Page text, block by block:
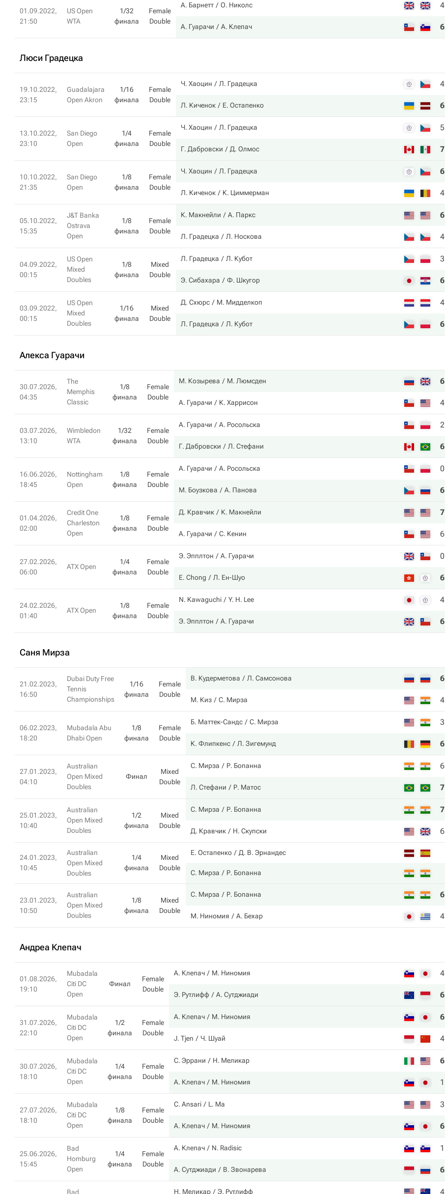
01.09.2022,
21:50
US Open
WTA
1/32
финала
Female
Double
А. Барнетт О. Николс 4
А. Гуарачи А. Клепач 6
Люси Градецка
19.10.2022,
23:15
Guadalajara
Open Akron
1/16
финала
Female
Double
Ч. Хаоцин Л. Градецка 4
Л. Киченок Е. Остапенко 6
13.10.2022,
23:10
San Diego
Open
1/4
финала
Female
Double
Ч. Хаоцин Л. Градецка 5
Г. Дабровски Д. Олмос 7
10.10.2022,
21:35
San Diego
Open
1/8
финала
Female
Double
Ч. Хаоцин Л. Градецка 6
Л. Киченок К. Циммерман 4
05.10.2022,
15:35
J&T Banka
Ostrava
Open
1/8
финала
Female
Double
К. Макнейли А. Паркс 6
Л. Градецка Л. Носкова 4
04.09.2022,
00:15
US Open
Mixed
Doubles
1/8
финала
Mixed
Double
Л. Градецка Л. Кубот 3
Э. Сибахара Ф. Шкугор 6
03.09.2022,
00:15
US Open
Mixed
Doubles
1/16
финала
Mixed
Double
Д. Схюрс М. Мидделкоп 4
Л. Градецка Л. Кубот 6
Алекса Гуарачи
30.07.2026,
04:35
The
Memphis
Classic
1/8
финала
Female
Double
М. Козырева М. Люмсден 6
А. Гуарачи К. Харрисон 4
03.07.2026,
13:10
Wimbledon
WTA
1/32
финала
Female
Double
А. Гуарачи А. Росольска 2
Г. Дабровски Л. Стефани 6
16.06.2026,
18:45
Nottingham
Open
1/8
финала
Female
Double
А. Гуарачи А. Росольска 0
М. Боузкова А. Панова 6
01.04.2026,
02:00
Credit One
Charleston
Open
1/8
финала
Female
Double
Д. Кравчик К. Макнейли 7
А. Гуарачи С. Кенин 6
27.02.2026,
06:00
ATX Open
1/4
финала
Female
Double
Э. Эпплтон А. Гуарачи 0
E. Chong Л. Ен-Шуо 6
24.02.2026,
01:40
ATX Open
1/8
финала
Female
Double
N. Kawaguchi Y. H. Lee 4
Э. Эпплтон А. Гуарачи 6
Саня Мирза
21.02.2023,
16:50
Dubai Duty Free
Tennis
Championships
1/16
финала
Female
Double
В. Кудерметова Л. Самсонова 6
М. Киз С. Мирза 4
06.02.2023,
18:20
Mubadala Abu
Dhabi Open
1/8
финала
Female
Double
Б. Маттек-Сандс С. Мирза 3
К. Флипкенс Л. Зигемунд 6
27.01.2023,
04:10
Australian
Open Mixed
Doubles
Финал
Mixed
Double
С. Мирза Р. Бопанна 6
Л. Стефани Р. Матос 7
25.01.2023,
10:40
Australian
Open Mixed
Doubles
1/2
финала
Mixed
Double
С. Мирза Р. Бопанна 7
Д. Кравчик Н. Скупски 6
24.01.2023,
10:45
Australian
Open Mixed
Doubles
1/4
финала
Mixed
Double
Е. Остапенко Д. В. Эрнандес
С. Мирза Р. Бопанна
23.01.2023,
10:50
Australian
Open Mixed
Doubles
1/8
финала
Mixed
Double
С. Мирза Р. Бопанна 6
М. Ниномия А. Бехар 4
Андреа Клепач
01.08.2026,
19:10
Mubadala
Citi DC
Open
Финал
Female
Double
А. Клепач М. Ниномия 4
Э. Рутлифф А. Сутджиади 6
31.07.2026,
22:10
Mubadala
Citi DC
Open
1/2
финала
Female
Double
А. Клепач М. Ниномия 6
J. Tjen Ч. Шуай 4
30.07.2026,
18:10
Mubadala
Citi DC
Open
1/4
финала
Female
Double
С. Эррани Н. Меликар 6
А. Клепач М. Ниномия 1
27.07.2026,
18:10
Mubadala
Citi DC
Open
1/8
финала
Female
Double
C. Ansari L. Ma 3
А. Клепач М. Ниномия 6
25.06.2026,
15:45
Bad
Homburg
Open
1/4
финала
Female
Double
А. Клепач N. Radisic 1
А. Сутджиади В. Звонарева 6
Bad Н. Меликар Э. Рутлифф 4